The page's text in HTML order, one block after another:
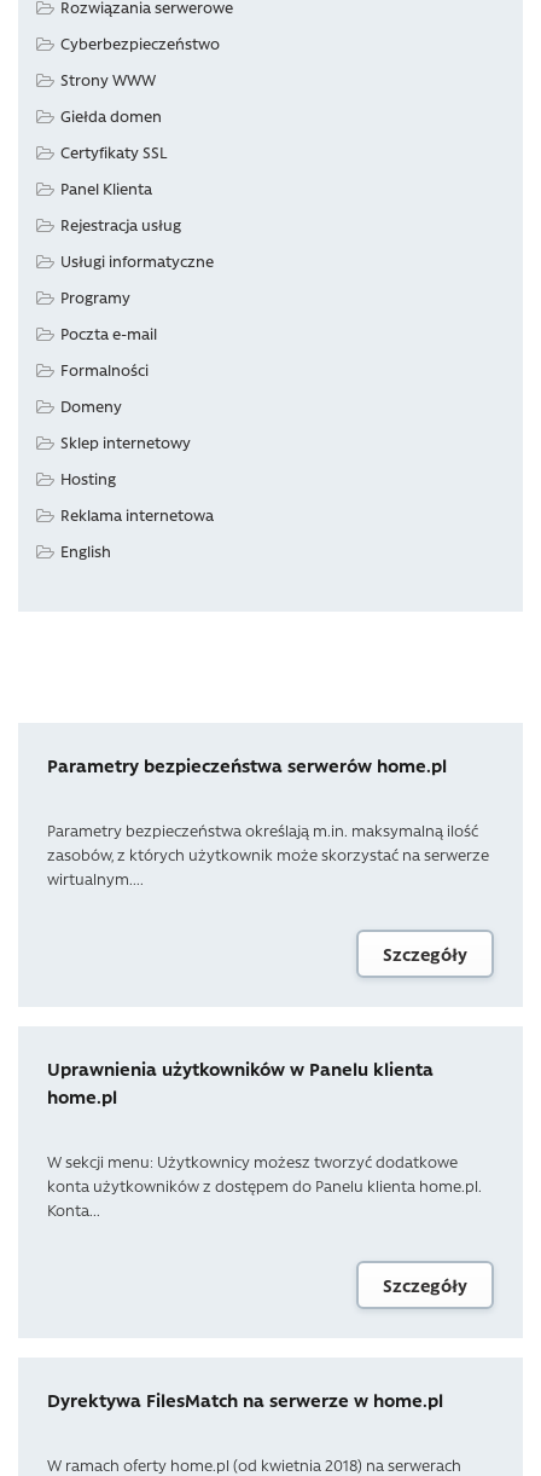
Rozwiązania serwerowe
Cyberbezpieczeństwo
Strony WWW
Giełda domen
Certyfikaty SSL
Panel Klienta
Rejestracja usług
Usługi informatyczne
Programy
Poczta e-mail
Formalności
Domeny
Sklep internetowy
Hosting
Reklama internetowa
English
Parametry bezpieczeństwa serwerów home.pl
Parametry bezpieczeństwa określają m.in. maksymalną ilość
zasobów, z których użytkownik może skorzystać na serwerze
wirtualnym....
Szczegóły
Uprawnienia użytkowników w Panelu klienta
home.pl
W sekcji menu: Użytkownicy możesz tworzyć dodatkowe
konta użytkowników z dostępem do Panelu klienta home.pl.
Konta...
Szczegóły
Dyrektywa FilesMatch na serwerze w home.pl
W ramach oferty home.pl (od kwietnia 2018) na serwerach